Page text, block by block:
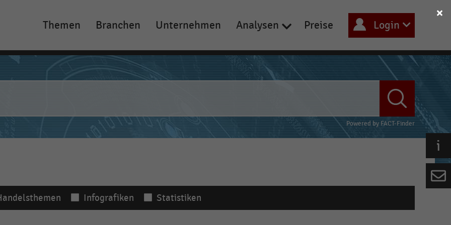
Main
navigation
Themen Branchen Unternehmen Analysen Preise Login
Powered by FACT-Finder
Infografiken Statistiken